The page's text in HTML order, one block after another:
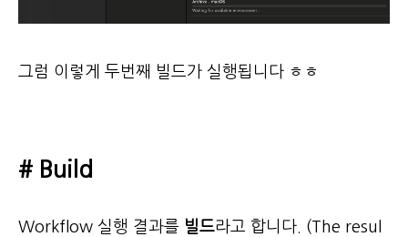
그럼 이렇게 두번째 빌드가 실행됩니다 ㅎㅎ
# Build
Workflow 실행 결과를 빌드라고 합니다. (The resul